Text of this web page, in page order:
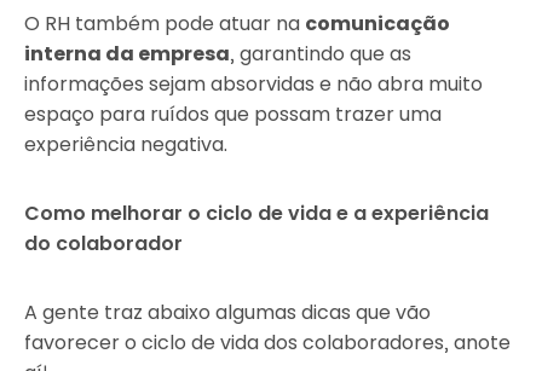
O RH também pode atuar na comunicação
interna da empresa, garantindo que as
informações sejam absorvidas e não abra muito
espaço para ruídos que possam trazer uma
experiência negativa.
Como melhorar o ciclo de vida e a experiência
do colaborador
A gente traz abaixo algumas dicas que vão
favorecer o ciclo de vida dos colaboradores, anote